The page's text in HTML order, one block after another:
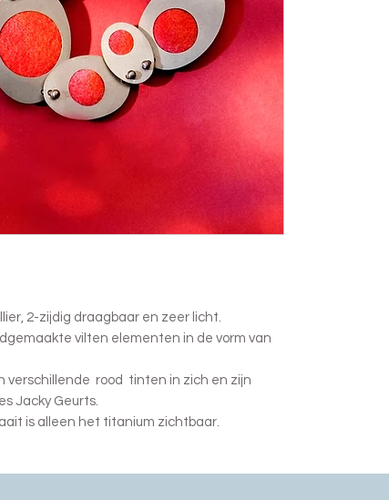
2-zijdig draagbaar en zeer licht.
vilten elementen in de vorm van
verschillende rood tinten in zich en zijn
Jacky Geurts.
is alleen het titanium zichtbaar.